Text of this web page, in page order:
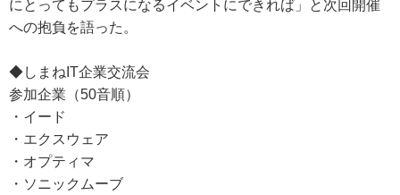
にとってもプラスになるイベントにできれば」と次回開催
への抱負を語った。
◆しまねIT企業交流会
参加企業（50音順）
・イード
・エクスウェア
・オプティマ
・ソニックムーブ